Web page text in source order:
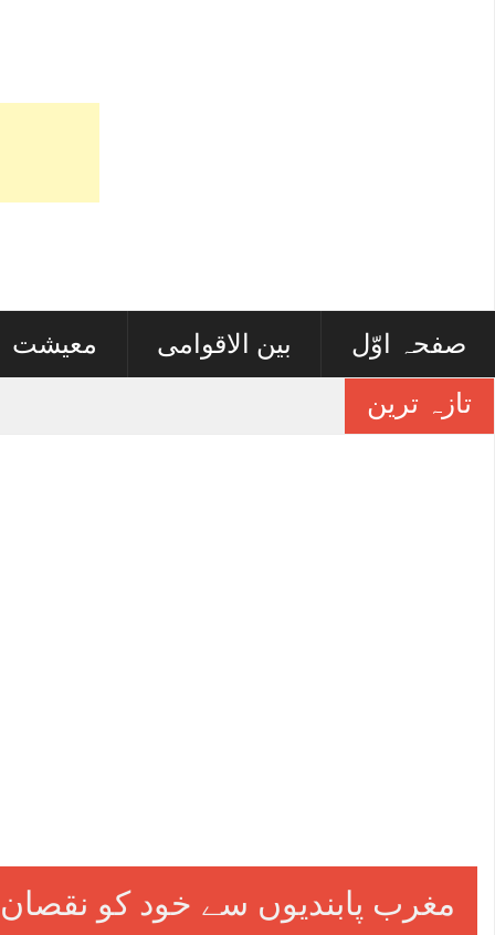
صفحہ اوّل بین الاقوامی معیشت
تازہ ترین
پڑھے لکھے پاکستانی نوجوان
مغرب پابندیوں سے خود کو